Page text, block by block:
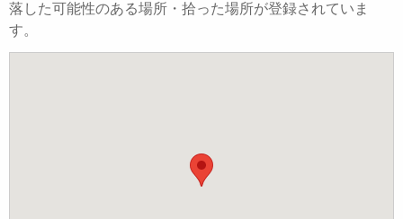
落した可能性のある場所・拾った場所が登録されていま
す。